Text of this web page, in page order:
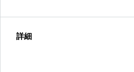
詳細